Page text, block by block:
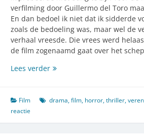
verfilming door Guillermo del Toro
En dan bedoel ik niet dat ik sidderde
zoals de bedoeling was, maar wel de
verhaal vreesde. Die vrees werd
de film zogenaamd gaat over het
Lees verderDeze
inderdaad
maar
Film drama,film, horror,thriller,
reactie